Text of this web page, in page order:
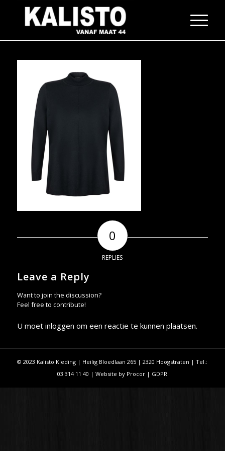
0
REPLIES
Leave a Reply
Want to join the discussion?
Feel free to contribute!
U moet inloggen om een reactie te kunnen plaatsen.
© 2023 Kalisto Kleding | Heilig Bloedlaan 265 | 2320 Hoogstraten | Tel.:
03 314 11 40 | Website by Procor | GDPR